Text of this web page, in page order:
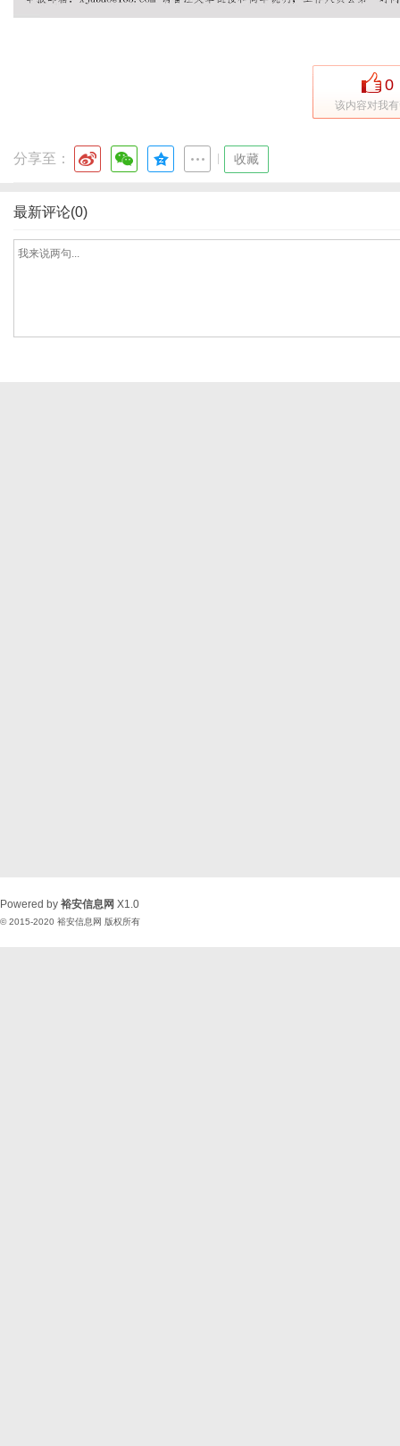
0
该内容对我
分享至： 收藏
最新评论(0)
Powered by 裕安信息网 X1.0
© 2015-2020 裕安信息网 版权所有